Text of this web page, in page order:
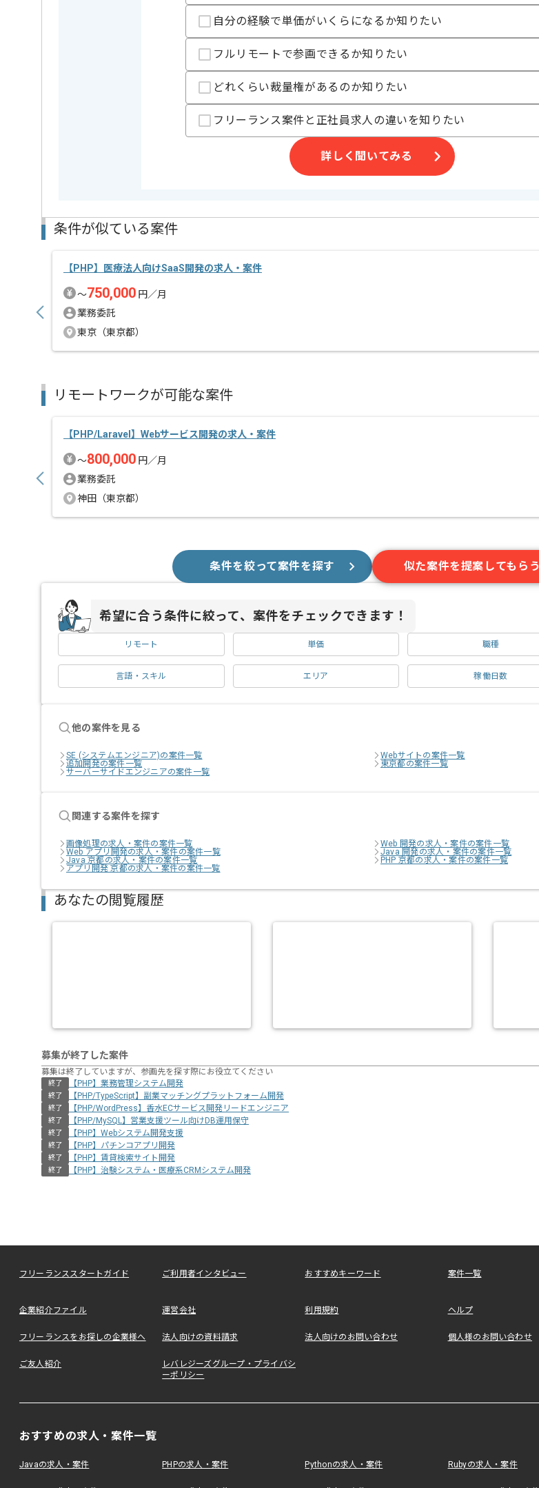
レバテック実績あり企業での案件です。
コロナ禍の中においても堅調に伸びている生活インフラの企業で、
案件も潤沢にあるため、長期での参画が可能です。
自分の経験で単価がいくらになるか知りたい
フルリモートで参画できるか知りたい
どれくらい裁量権があるのか知りたい
フリーランス案件と正社員求人の違いを知りたい
詳しく聞いてみる
条件が似ている案件
【PHP】医療法人向けSaaS開発の求人・案件
〜750,000 円／月
業務委託
東京（東京都）
リモートワークが可能な案件
【PHP/Laravel】Webサービス開発の求人・案件
〜800,000 円／月
業務委託
神田（東京都）
条件を絞って案件を探す 似た案件を提案してもらう
希望に合う条件に絞って、案件をチェックできます！
リモート 単価 職種
言語・スキル エリア 稼働日数
他の案件を見る
SE (システムエンジニア)の案件一覧
Webサイトの案件一覧
追加開発の案件一覧
東京都の案件一覧
サーバーサイドエンジニアの案件一覧
関連する案件を探す
画像処理の求人・案件の案件一覧
Web 開発の求人・案件の案件一覧
Web アプリ開発の求人・案件の案件一覧
Java 開発の求人・案件の案件一覧
Java 京都の求人・案件の案件一覧
PHP 京都の求人・案件の案件一覧
アプリ開発 京都の求人・案件の案件一覧
あなたの閲覧履歴
募集が終了した案件
募集は終了していますが、参画先を探す際にお役立てください
終了 【PHP】業務管理システム開発
終了 【PHP/TypeScript】副業マッチングプラットフォーム開発
終了 【PHP/WordPress】香水ECサービス開発リードエンジニア
終了 【PHP/MySQL】営業支援ツール向けDB運用保守
終了 【PHP】Webシステム開発支援
終了 【PHP】パチンコアプリ開発
終了 【PHP】賃貸検索サイト開発
終了 【PHP】治験システム・医療系CRMシステム開発
フリーランススタートガイド ご利用者インタビュー おすすめキーワード 案件一覧
企業紹介ファイル 運営会社 利用規約 ヘルプ
フリーランスをお探しの企業様へ 法人向けの資料請求 法人向けのお問い合わせ 個人様のお問い合わせ
ご友人紹介
レバレジーズグループ・プライバシ
ーポリシー
おすすめの求人・案件一覧
Javaの求人・案件 PHPの求人・案件 Pythonの求人・案件 Rubyの求人・案件